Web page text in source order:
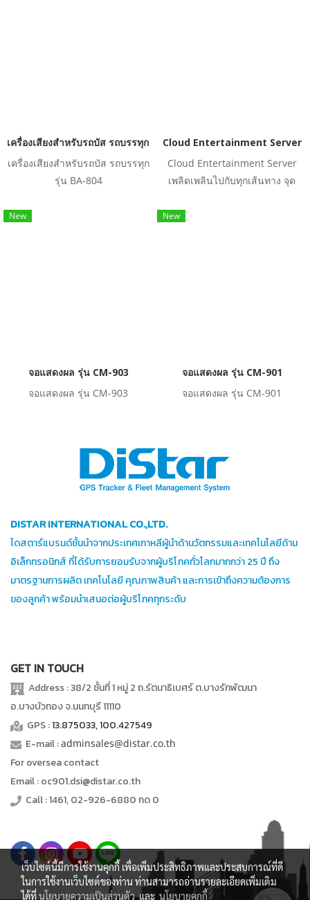
เครื่องเสียงสำหรับรถบัส รถบรรทุก รุ่น BA-804
เครื่องเสียงสำหรับรถบัส รถบรรทุก
รุ่น BA-804
Cloud Entertainment Server
Cloud Entertainment Server
เพลิดเพลินไปกับทุกเส้นทาง จุด
Server เพลิดเพลินไปกับทุกเส้น
New
จอแสดงผล รุ่น CM-903
จอแสดงผล รุ่น CM-903
New
จอแสดงผล รุ่น CM-901
จอแสดงผล รุ่น CM-901
DISTAR INTERNATIONAL CO.,LTD.
ไดสตาร์แบรนด์ชั้นนำจากประเทศเกาหลีผู้นำด้านวัตกรรมและเทคโนโลยีด้าน
อิเล็กทรอนิกส์ ที่ได้รับการยอมรับจากผู้บริโภคทั่วโลกมากกว่า 25 ปี ถึง
มาตรฐานการผลิต เทคโนโลยี คุณภาพสินค้า และการเข้าถึงความต้องการ
ของลูกค้า พร้อมนำเสนอต่อผู้บริโภคทุกระดับ
GET IN TOUCH
Address : 38/2 ชั้นที่ 1 หมู่ 2 ถ.รัตนาธิเบศร์ ต.บางรักพัฒนา
อ.บางบัวทอง จ.นนทบุรี 11110
GPS :13.875033, 100.427549
E-mail :adminsales@distar.co.th
For oversea contact
Email : oc901.dsi@distar.co.th
Call : 1461, 02-926-6880 กด 0
เว็บไซต์นี้มีการใช้งานคุกกี้ เพื่อเพิ่มประสิทธิภาพและประสบการณ์ที่ดี
ในการใช้งานเว็บไซต์ของท่าน ท่านสามารถอ่านรายละเอียดเพิ่มเติม
ได้ที่นโยบายความเป็นส่วนตัวและ นโยบายคุกกี้